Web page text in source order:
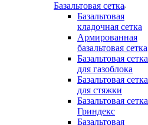
Базальтовая сетка
Базальтовая
кладочная сетка
Армированная
базальтовая сетка
Базальтовая сетка
для газоблока
Базальтовая сетка
для стяжки
Базальтовая сетка
Гриндекс
Базальтовая